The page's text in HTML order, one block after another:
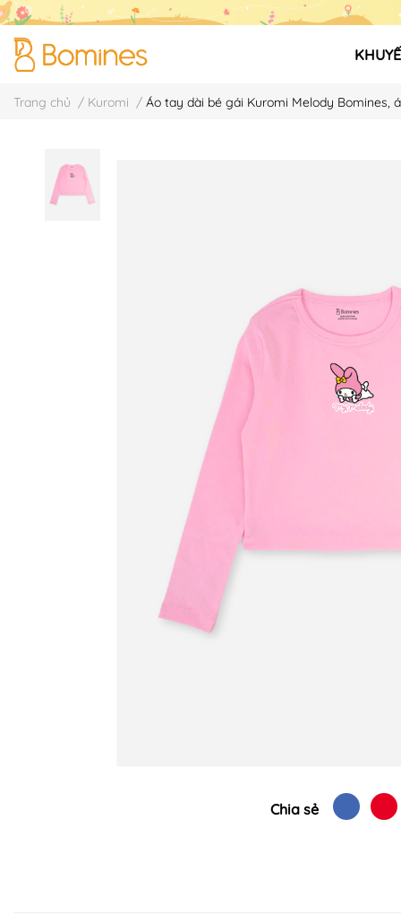
Trang chủ / Kuromi / Áo tay dài bé gái Kuromi Melody Bomines,
Chia sẻ